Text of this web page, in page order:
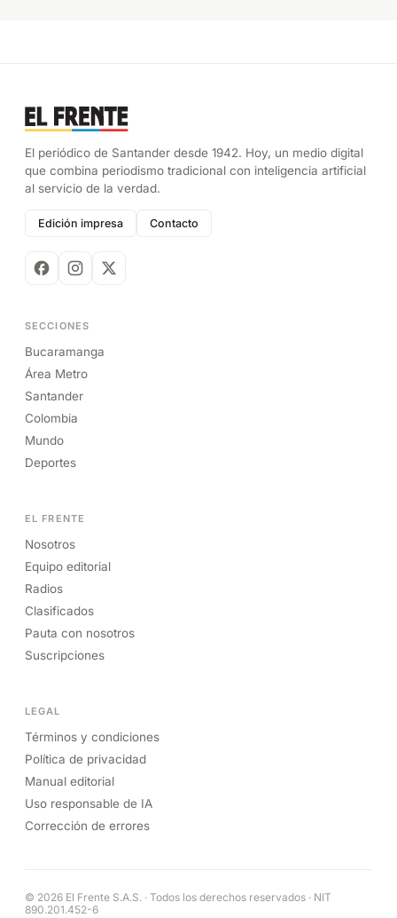
El periódico de Santander desde 1942. Hoy, un medio digital
que combina periodismo tradicional con inteligencia artificial
al servicio de la verdad.
Edición impresa Contacto
SECCIONES
Bucaramanga
Área Metro
Santander
Colombia
Mundo
Deportes
EL FRENTE
Nosotros
Equipo editorial
Radios
Clasificados
Pauta con nosotros
Suscripciones
LEGAL
Términos y condiciones
Política de privacidad
Manual editorial
Uso responsable de IA
Corrección de errores
© 2026 El Frente S.A.S. · Todos los derechos reservados · NIT
890.201.452-6